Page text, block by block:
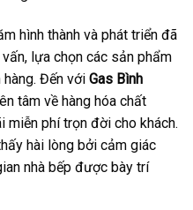
hình thành và phát triển đã
lựa chọn các sản phẩm
hàng. Đến với Gas Bình
tâm về hàng hóa chất
miễn phí trọn đời cho khách.
hài lòng bởi cảm giác
nhà bếp được bày trí